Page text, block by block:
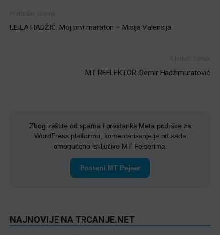
LEILA HADŽIĆ: Moj prvi maraton – Misija Valensija
MT REFLEKTOR: Demir Hadžimuratović
Zbog zaštite od spama i prestanka Meta podrške za
WordPress platformu, komentarisanje je od sada
omogućeno isključivo MT Pejserima.
Postani MT Pejser
NAJNOVIJE NA TRCANJE.NET